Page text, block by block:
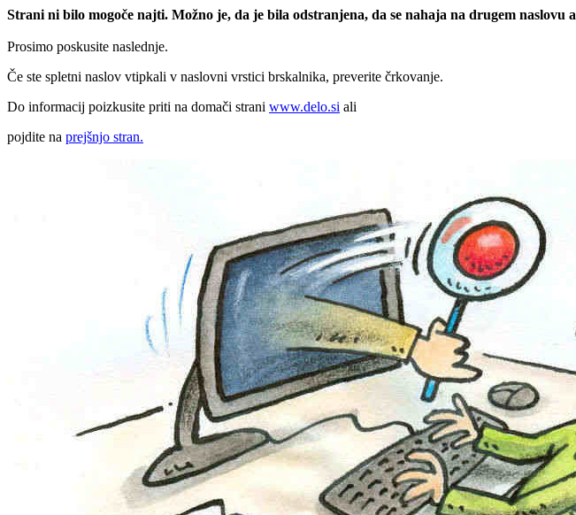
Strani ni bilo mogoče najti. Možno je, da je bila odstranjena, da se nahaja na drugem naslovu
Prosimo poskusite naslednje.
Če ste spletni naslov vtipkali v naslovni vrstici brskalnika, preverite črkovanje.
Do informacij poizkusite priti na domači strani www.delo.si ali
pojdite na prejšnjo stran.